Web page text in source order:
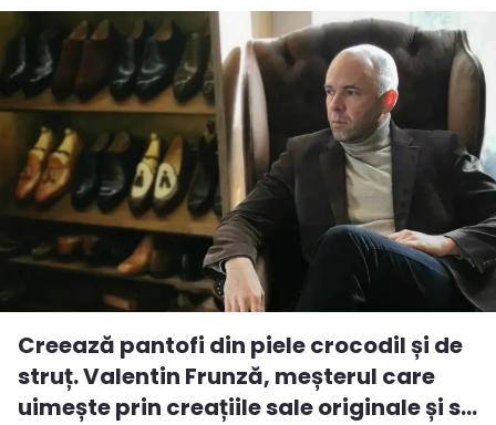
Creează pantofi din piele crocodil și de
struț. Valentin Frunză, meșterul care
uimește prin creațiile sale originale și s...